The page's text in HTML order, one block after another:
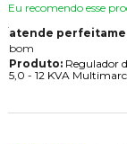
Eu recomendo esse
atende
bom
Produto:Regulador
5,0 - 12 KVA